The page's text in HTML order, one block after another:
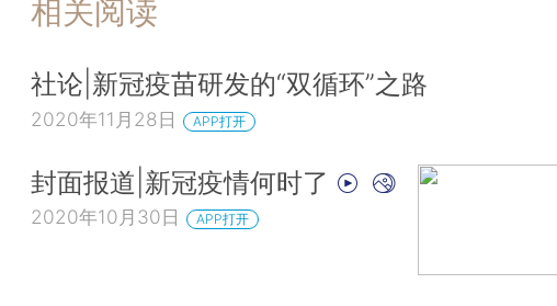
相关阅读
社论|新冠疫苗研发的“双循环”之路
2020年11月28日 APP打开
封面报道|新冠疫情何时了
2020年10月30日 APP打开